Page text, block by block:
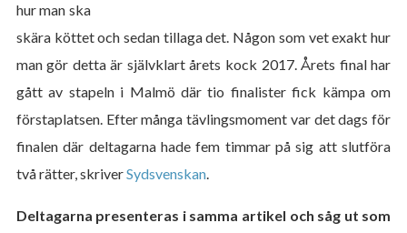
hur man ska
skära köttet och sedan tillaga det. Någon som vet exakt hur
man gör detta är självklart årets kock 2017. Årets final har
gått av stapeln i Malmö där tio finalister fick kämpa om
förstaplatsen. Efter många tävlingsmoment var det dags för
finalen där deltagarna hade fem timmar på sig att slutföra
två rätter, skriverSydsvenskan.
Deltagarna presenteras i samma artikel och såg ut som